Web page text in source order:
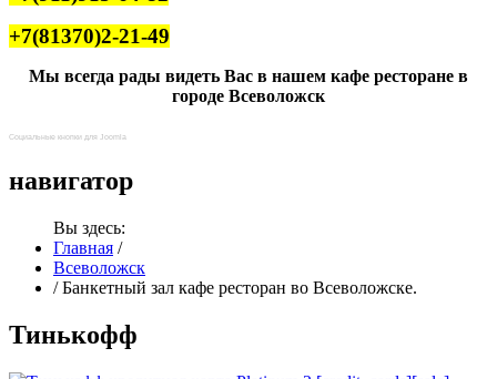
+7(81370)2-21-49
Мы всегда рады видеть Вас в нашем кафе ресторане в
городе Всеволожск
Социальные кнопки для Joomla
навигатор
Вы здесь:
Главная /
Всеволожск
/ Банкетный зал кафе ресторан во Всеволожске.
Тинькофф